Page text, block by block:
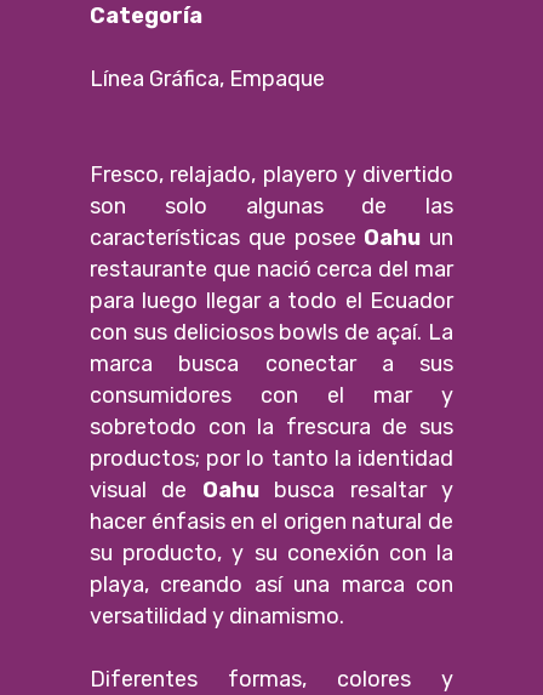
Categoría
Línea Gráfica, Empaque
Fresco, relajado, playero y divertido
son solo algunas de las
características que posee Oahu un
restaurante que nació cerca del mar
para luego llegar a todo el Ecuador
con sus deliciosos bowls de açaí. La
marca busca conectar a sus
consumidores con el mar y
sobretodo con la frescura de sus
productos; por lo tanto la identidad
visual de Oahu busca resaltar y
hacer énfasis en el origen natural de
su producto, y su conexión con la
playa, creando así una marca con
versatilidad y dinamismo.
Diferentes formas, colores y